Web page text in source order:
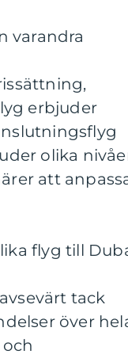
varandra
erbjuder
olika
att
flyg till
tack
över